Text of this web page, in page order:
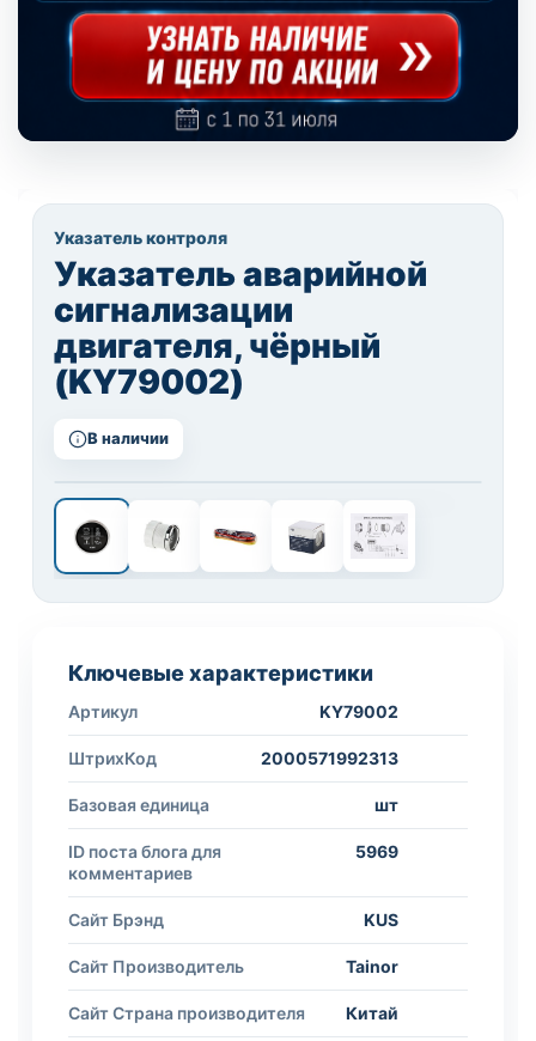
Указатель контроля
Указатель аварийной
сигнализации
двигателя, чёрный
(KY79002)
В наличии
Ключевые характеристики
Артикул KY79002
ШтрихКод 2000571992313
Базовая единица шт
ID поста блога для
комментариев
5969
Сайт Брэнд KUS
Сайт Производитель Tainor
Сайт Страна производителя Китай